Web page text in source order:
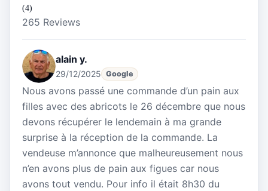
(4)
265 Reviews
alain y.
29/12/2025 Google
Nous avons passé une commande d’un pain aux
filles avec des abricots le 26 décembre que nous
devons récupérer le lendemain à ma grande
surprise à la réception de la commande. La
vendeuse m’annonce que malheureusement nous
n’en avons plus de pain aux figues car nous
avons tout vendu. Pour info il était 8h30 du